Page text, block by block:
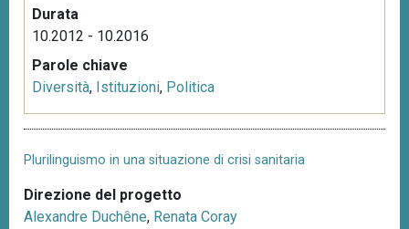
Durata
10.2012 - 10.2016
Parole chiave
Diversità, Istituzioni, Politica
Plurilinguismo in una situazione di crisi sanitaria
Direzione del progetto
Alexandre Duchêne, Renata Coray